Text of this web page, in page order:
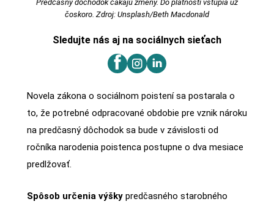
Predčasný dôchodok čakajú zmeny. Do platnosti vstúpia už
čoskoro. Zdroj: Unsplash/Beth Macdonald
Sledujte nás aj na sociálnych sieťach
Novela zákona o sociálnom poistení sa postarala o
to, že potrebné odpracované obdobie pre vznik nároku
na predčasný dôchodok sa bude v závislosti od
ročníka narodenia poistenca postupne o dva mesiace
predlžovať.
Spôsob určenia výškypredčasného starobného